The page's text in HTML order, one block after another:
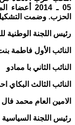
05 ـ 2014
الحزب. وضمت التشكيلة
رئيس اللجنة الوطنية
النائب الأول فاطمة
النائب الثاني با ممادو
النائب الثالث البكاي
الامين العام محمد
رئيس اللجنة